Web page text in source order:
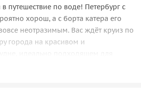
путешествие по воде! Петербург с
хорош, а с борта катера его
неотразимым. Вас ждёт круиз по
города на красивом и